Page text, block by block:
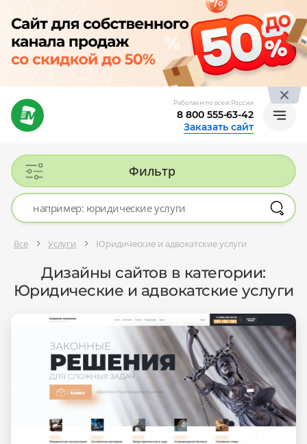
Работаем по всей России
8 800 555-63-42
Заказать сайт
Фильтр
Все Услуги Юридические и адвокатские услуги
Дизайны сайтов в категории:
Юридические и адвокатские услуги